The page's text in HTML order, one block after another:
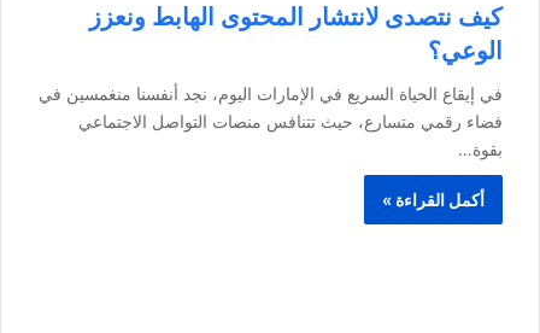
كيف نتصدى لانتشار المحتوى الهابط ونعزز
الوعي؟
في إيقاع الحياة السريع في الإمارات اليوم، نجد أنفسنا منغمسين في
فضاء رقمي متسارع، حيث تتنافس منصات التواصل الاجتماعي
بقوة…
أكمل القراءة »